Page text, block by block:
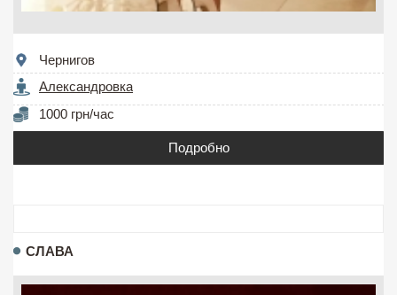
Чернигов
Александровка
1000 грн/час
Подробно
СЛАВА